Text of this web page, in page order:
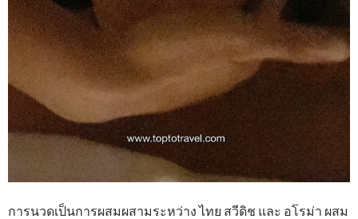
การนวดเป็นการผสมผสามระหว่าง ไทย สวีดิช และ อโรม่า ผสม